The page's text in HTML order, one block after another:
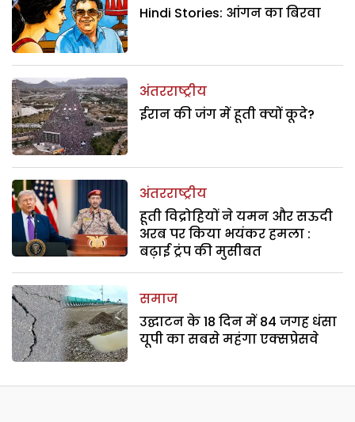
Hindi Stories: आंगन का बिरवा
अंतरराष्ट्रीय
ईरान की जंग में हूती क्यों कूदे?
अंतरराष्ट्रीय
हूती विद्रोहियों ने यमन और सऊदी
अरब पर किया भयंकर हमला :
बढ़ाई ट्रंप की मुसीबत
समाज
उद्घाटन के 18 दिन में 84 जगह धंसा
यूपी का सबसे महंगा एक्सप्रेसवे